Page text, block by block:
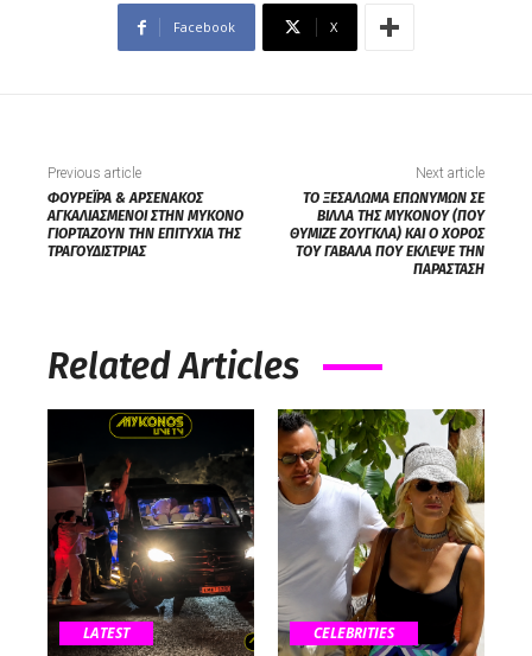
Facebook X
Previous article
ΦΟΥΡΕΪΡΑ & ΑΡΣΕΝΑΚΟΣ
ΑΓΚΑΛΙΑΣΜΕΝΟΙ ΣΤΗΝ ΜΥΚΟΝΟ
ΓΙΟΡΤΑΖΟΥΝ ΤΗΝ ΕΠΙΤΥΧΙΑ ΤΗΣ
ΤΡΑΓΟΥΔΙΣΤΡΙΑΣ
Next article
ΤΟ ΞΕΣΑΛΩΜΑ ΕΠΩΝΥΜΩΝ ΣΕ
ΒΙΛΛΑ ΤΗΣ ΜΥΚΟΝΟΥ (ΠΟΥ
ΘΥΜΙΖΕ ΖΟΥΓΚΛΑ) ΚΑΙ Ο ΧΟΡΟΣ
ΤΟΥ ΓΑΒΑΛΑ ΠΟΥ ΕΚΛΕΨΕ ΤΗΝ
ΠΑΡΑΣΤΑΣΗ
Related Articles
LATEST CELEBRITIES